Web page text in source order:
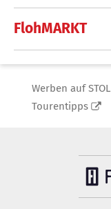
FlohMARKT
Werben auf STOL
Tourentipps